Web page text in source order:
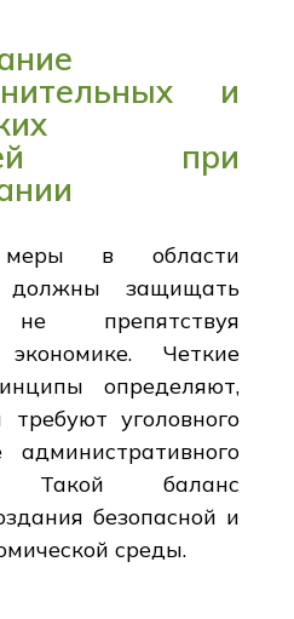
и
при
меры в области
должны защищать
не препятствуя
Четкие
определяют,
уголовного
Такой баланс
безопасной и
среды.